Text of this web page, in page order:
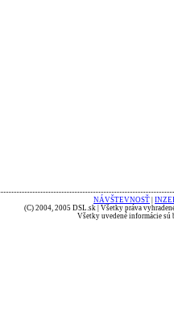
NÁVŠTEVNOSŤ
(C) 2004, 2005 DSL.sk | Všetky práva
Všetky uvedené informácie sú